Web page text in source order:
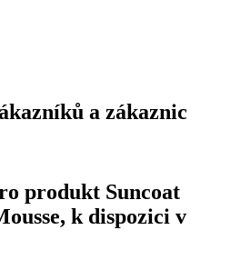
a zákaznic
produkt Suncoat
k dispozici v